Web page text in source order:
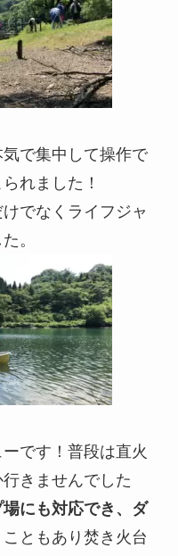
で集中して操作で
れました！
でなくライフジャ
。
です！普段は直火
きませんでした
にも対応でき、ダ
こともあり焚き火台